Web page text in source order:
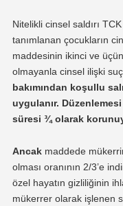
Nitelikli cinsel saldırı
tanımlanan çocukların
maddesinin ikinci ve
olmayanla cinsel ilişki
bakımından koşullu
uygulanır.
süresi ¾ olarak
Ancakmaddede
olması oranının 2/3’e
özel hayatın gizliliğinin
mükerrer olarak işlenen